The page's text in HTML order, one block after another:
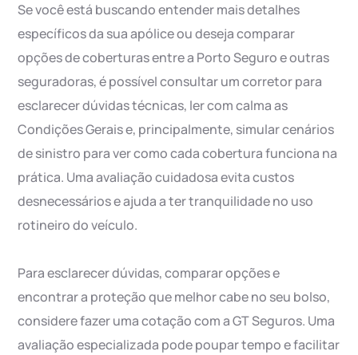
Se você está buscando entender mais detalhes
específicos da sua apólice ou deseja comparar
opções de coberturas entre a Porto Seguro e outras
seguradoras, é possível consultar um corretor para
esclarecer dúvidas técnicas, ler com calma as
Condições Gerais e, principalmente, simular cenários
de sinistro para ver como cada cobertura funciona na
prática. Uma avaliação cuidadosa evita custos
desnecessários e ajuda a ter tranquilidade no uso
rotineiro do veículo.
Para esclarecer dúvidas, comparar opções e
encontrar a proteção que melhor cabe no seu bolso,
considere fazer uma cotação com a GT Seguros. Uma
avaliação especializada pode poupar tempo e facilitar